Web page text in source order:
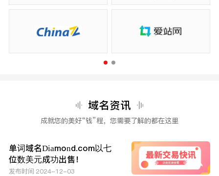
域名资讯
成就您的美好“钱”程，您需要了解的都在这里
单词域名Diamond.com以七
位数美元成功出售！
发布时间 2024-12-03